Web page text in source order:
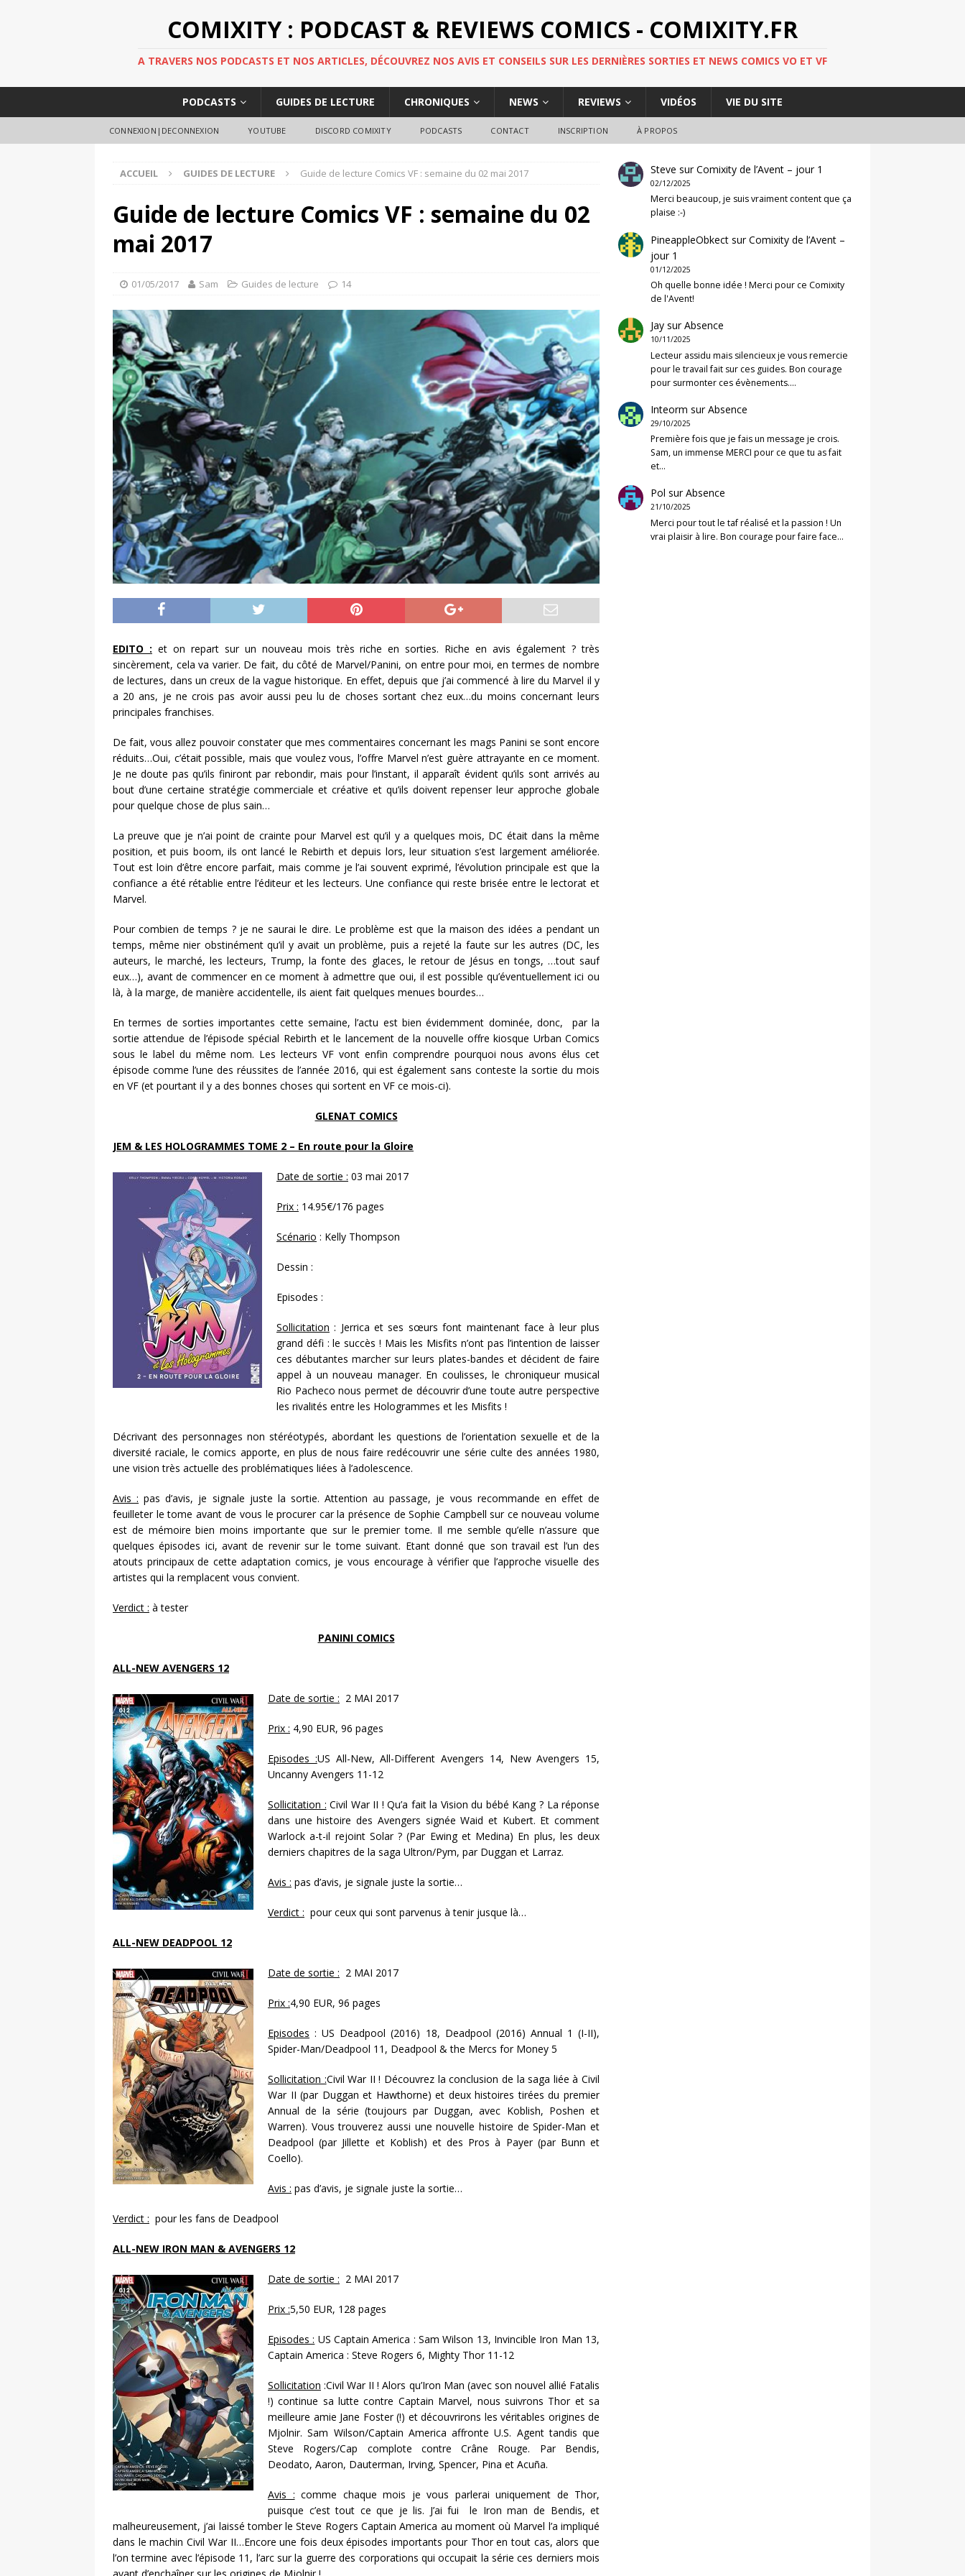
COMIXITY : PODCAST & REVIEWS COMICS - COMIXITY.FR
A TRAVERS NOS PODCASTS ET NOS ARTICLES, DÉCOUVREZ NOS AVIS ET CONSEILS SUR LES DERNIÈRES SORTIES ET NEWS COMICS VO ET VF
PODCASTS GUIDES DE LECTURE CHRONIQUES NEWS REVIEWS VIDÉOS VIE DU SITE
CONNEXION|DECONNEXION YOUTUBE DISCORD COMIXITY PODCASTS CONTACT INSCRIPTION À PROPOS
ACCUEIL GUIDES DE LECTURE Guide de lecture Comics VF : semaine du 02 mai 2017
Guide de lecture Comics VF : semaine du 02
mai 2017
01/05/2017 Sam Guides de lecture 14
EDITO : et on repart sur un nouveau mois très riche en sorties. Riche en avis également ? très
sincèrement, cela va varier. De fait, du côté de Marvel/Panini, on entre pour moi, en termes de nombre
de lectures, dans un creux de la vague historique. En effet, depuis que j’ai commencé à lire du Marvel il y
a 20 ans, je ne crois pas avoir aussi peu lu de choses sortant chez eux…du moins concernant leurs
principales franchises.
De fait, vous allez pouvoir constater que mes commentaires concernant les mags Panini se sont encore
réduits…Oui, c’était possible, mais que voulez vous, l’offre Marvel n’est guère attrayante en ce moment.
Je ne doute pas qu’ils finiront par rebondir, mais pour l’instant, il apparaît évident qu’ils sont arrivés au
bout d’une certaine stratégie commerciale et créative et qu’ils doivent repenser leur approche globale
pour quelque chose de plus sain…
La preuve que je n’ai point de crainte pour Marvel est qu’il y a quelques mois, DC était dans la même
position, et puis boom, ils ont lancé le Rebirth et depuis lors, leur situation s’est largement améliorée.
Tout est loin d’être encore parfait, mais comme je l’ai souvent exprimé, l’évolution principale est que la
confiance a été rétablie entre l’éditeur et les lecteurs. Une confiance qui reste brisée entre le lectorat et
Marvel.
Pour combien de temps ? je ne saurai le dire. Le problème est que la maison des idées a pendant un
temps, même nier obstinément qu’il y avait un problème, puis a rejeté la faute sur les autres (DC, les
auteurs, le marché, les lecteurs, Trump, la fonte des glaces, le retour de Jésus en tongs, …tout sauf
eux…), avant de commencer en ce moment à admettre que oui, il est possible qu’éventuellement ici ou
là, à la marge, de manière accidentelle, ils aient fait quelques menues bourdes…
En termes de sorties importantes cette semaine, l’actu est bien évidemment dominée, donc, par la
sortie attendue de l’épisode spécial Rebirth et le lancement de la nouvelle offre kiosque Urban Comics
sous le label du même nom. Les lecteurs VF vont enfin comprendre pourquoi nous avons élus cet
épisode comme l’une des réussites de l’année 2016, qui est également sans conteste la sortie du mois
en VF (et pourtant il y a des bonnes choses qui sortent en VF ce mois-ci).
GLENAT COMICS
JEM & LES HOLOGRAMMES TOME 2 – En route pour la Gloire
Date de sortie : 03 mai 2017
Prix : 14.95€/176 pages
Scénario : Kelly Thompson
Dessin :
Episodes :
Sollicitation : Jerrica et ses sœurs font maintenant face à leur plus
grand défi : le succès ! Mais les Misfits n’ont pas l’intention de laisser
ces débutantes marcher sur leurs plates-bandes et décident de faire
appel à un nouveau manager. En coulisses, le chroniqueur musical
Rio Pacheco nous permet de découvrir d’une toute autre perspective
les rivalités entre les Hologrammes et les Misfits !
Décrivant des personnages non stéréotypés, abordant les questions de l’orientation sexuelle et de la
diversité raciale, le comics apporte, en plus de nous faire redécouvrir une série culte des années 1980,
une vision très actuelle des problématiques liées à l’adolescence.
Avis : pas d’avis, je signale juste la sortie. Attention au passage, je vous recommande en effet de
feuilleter le tome avant de vous le procurer car la présence de Sophie Campbell sur ce nouveau volume
est de mémoire bien moins importante que sur le premier tome. Il me semble qu’elle n’assure que
quelques épisodes ici, avant de revenir sur le tome suivant. Etant donné que son travail est l’un des
atouts principaux de cette adaptation comics, je vous encourage à vérifier que l’approche visuelle des
artistes qui la remplacent vous convient.
Verdict : à tester
PANINI COMICS
ALL-NEW AVENGERS 12
Date de sortie : 2 MAI 2017
Prix : 4,90 EUR, 96 pages
Episodes :US All-New, All-Different Avengers 14, New Avengers 15,
Uncanny Avengers 11-12
Sollicitation : Civil War II ! Qu’a fait la Vision du bébé Kang ? La réponse
dans une histoire des Avengers signée Waid et Kubert. Et comment
Warlock a-t-il rejoint Solar ? (Par Ewing et Medina) En plus, les deux
derniers chapitres de la saga Ultron/Pym, par Duggan et Larraz.
Avis : pas d’avis, je signale juste la sortie…
Verdict : pour ceux qui sont parvenus à tenir jusque là…
ALL-NEW DEADPOOL 12
Date de sortie : 2 MAI 2017
Prix :4,90 EUR, 96 pages
Episodes : US Deadpool (2016) 18, Deadpool (2016) Annual 1 (I-II),
Spider-Man/Deadpool 11, Deadpool & the Mercs for Money 5
Sollicitation :Civil War II ! Découvrez la conclusion de la saga liée à Civil
War II (par Duggan et Hawthorne) et deux histoires tirées du premier
Annual de la série (toujours par Duggan, avec Koblish, Poshen et
Warren). Vous trouverez aussi une nouvelle histoire de Spider-Man et
Deadpool (par Jillette et Koblish) et des Pros à Payer (par Bunn et
Coello).
Avis : pas d’avis, je signale juste la sortie…
Verdict : pour les fans de Deadpool
ALL-NEW IRON MAN & AVENGERS 12
Date de sortie : 2 MAI 2017
Prix :5,50 EUR, 128 pages
Episodes : US Captain America : Sam Wilson 13, Invincible Iron Man 13,
Captain America : Steve Rogers 6, Mighty Thor 11-12
Sollicitation :Civil War II ! Alors qu’Iron Man (avec son nouvel allié Fatalis
!) continue sa lutte contre Captain Marvel, nous suivrons Thor et sa
meilleure amie Jane Foster (!) et découvrirons les véritables origines de
Mjolnir. Sam Wilson/Captain America affronte U.S. Agent tandis que
Steve Rogers/Cap complote contre Crâne Rouge. Par Bendis,
Deodato, Aaron, Dauterman, Irving, Spencer, Pina et Acuña.
Avis : comme chaque mois je vous parlerai uniquement de Thor,
puisque c’est tout ce que je lis. J’ai fui le Iron man de Bendis, et
malheureusement, j’ai laissé tomber le Steve Rogers Captain America au moment où Marvel l’a impliqué
dans le machin Civil War II…Encore une fois deux épisodes importants pour Thor en tout cas, alors que
l’on termine avec l’épisode 11, l’arc sur la guerre des corporations qui occupait la série ces derniers mois
Steve surComixity de l’Avent – jour 1
02/12/2025
Merci beaucoup, je suis vraiment content que ça
plaise :-)
PineappleObkect surComixity de l’Avent –
jour 1
01/12/2025
Oh quelle bonne idée ! Merci pour ce Comixity
de l'Avent!
Jay surAbsence
10/11/2025
Lecteur assidu mais silencieux je vous remercie
pour le travail fait sur ces guides. Bon courage
pour surmonter ces évènements.…
Inteorm surAbsence
29/10/2025
Première fois que je fais un message je crois.
Sam, un immense MERCI pour ce que tu as fait
et…
Pol surAbsence
21/10/2025
Merci pour tout le taf réalisé et la passion ! Un
vrai plaisir à lire. Bon courage pour faire face…